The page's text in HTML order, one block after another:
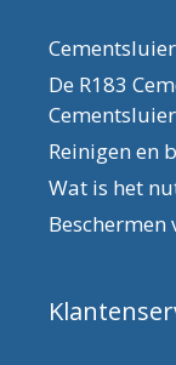
De R183
Reinigen en
Wat is het